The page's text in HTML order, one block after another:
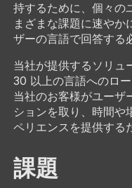
持するために、個々の
まざまな課題に速やか
ザーの言語で回答する
当社が提供するソリュ
30 以上の言語へのロ
当社のお客様がユーザ
ションを取り、時間や
ペリエンスを提供する
課題